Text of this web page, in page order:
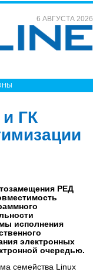
6 АВГУСТА 2026
ГК
РЕД
исполнения
электронных
очередью.
семейства Linux